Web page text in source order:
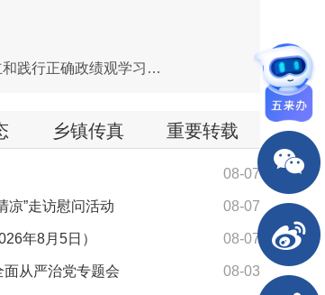
依法依规做好信访工作 切实维护群众合法权益 马军到五河县带案下访 8月6日上午，市委书记马军到五河县开展树立和践行正确政绩观学习教育带案下访活动，研究解决有关信...
乡镇传真 重要转载
08-07
08-07
凉”走访慰问活动
08-07
年8月5日）
08-03
从严治党专题会